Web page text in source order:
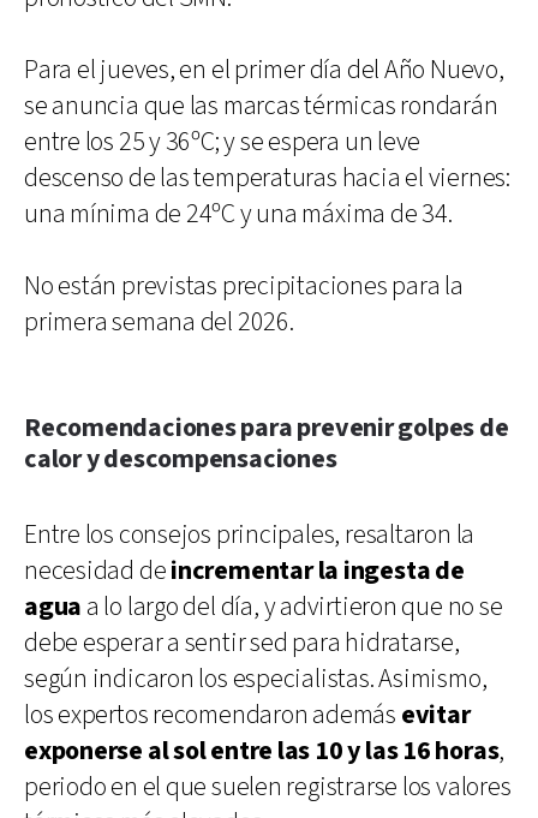
Para el jueves, en el primer día del Año Nuevo,
se anuncia que las marcas térmicas rondarán
entre los 25 y 36ºC; y se espera un leve
descenso de las temperaturas hacia el viernes:
una mínima de 24ºC y una máxima de 34.
No están previstas precipitaciones para la
primera semana del 2026.
Recomendaciones para prevenir golpes de
calor y descompensaciones
Entre los consejos principales, resaltaron la
necesidad deincrementar la ingesta de
agua a lo largo del día, y advirtieron que no se
debe esperar a sentir sed para hidratarse,
según indicaron los especialistas. Asimismo,
los expertos recomendaron además evitar
exponerse al sol entre las 10 y las 16 horas,
periodo en el que suelen registrarse los valores